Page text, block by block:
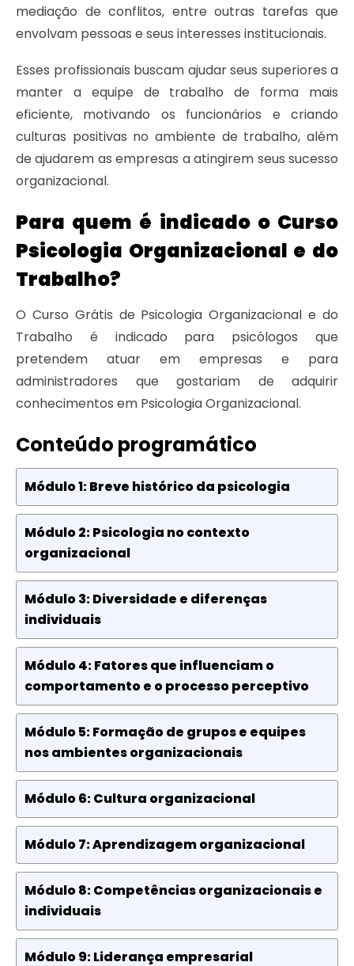
mediação de conflitos, entre outras tarefas que
envolvam pessoas e seus interesses institucionais.
Esses profissionais buscam ajudar seus superiores a
manter a equipe de trabalho de forma mais
eficiente, motivando os funcionários e criando
culturas positivas no ambiente de trabalho, além
de ajudarem as empresas a atingirem seus sucesso
organizacional.
Para quem é indicado o Curso
Psicologia Organizacional e do
Trabalho?
O Curso Grátis de Psicologia Organizacional e do
Trabalho é indicado para psicólogos que
pretendem atuar em empresas e para
administradores que gostariam de adquirir
conhecimentos em Psicologia Organizacional.
Conteúdo programático
Módulo 1: Breve histórico da psicologia
Módulo 2: Psicologia no contexto
organizacional
Módulo 3: Diversidade e diferenças
individuais
Módulo 4: Fatores que influenciam o
comportamento e o processo perceptivo
Módulo 5: Formação de grupos e equipes
nos ambientes organizacionais
Módulo 6: Cultura organizacional
Módulo 7: Aprendizagem organizacional
Módulo 8: Competências organizacionais e
individuais
Módulo 9: Liderança empresarial